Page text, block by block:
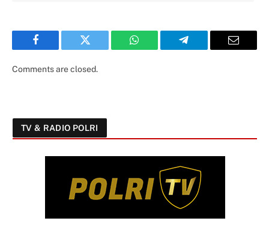
Facebook Twitter WhatsApp Telegram Email
Comments are closed.
TV & RADIO POLRI